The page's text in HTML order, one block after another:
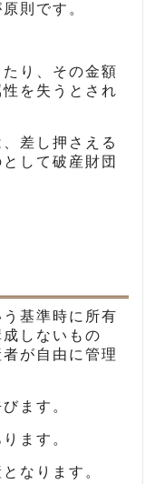
則です。
り、その金額
を失うとされ
差し押さえる
して破産財団
基準時に所有
しないもの
が自由に管理
ます。
ます。
なります。